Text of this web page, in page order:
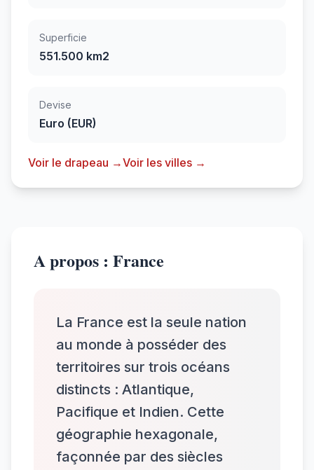
Superficie
551.500 km2
Devise
Euro (EUR)
Voir le drapeau →Voir les villes →
A propos : France
La France est la seule nation
au monde à posséder des
territoires sur trois océans
distincts : Atlantique,
Pacifique et Indien. Cette
géographie hexagonale,
façonnée par des siècles